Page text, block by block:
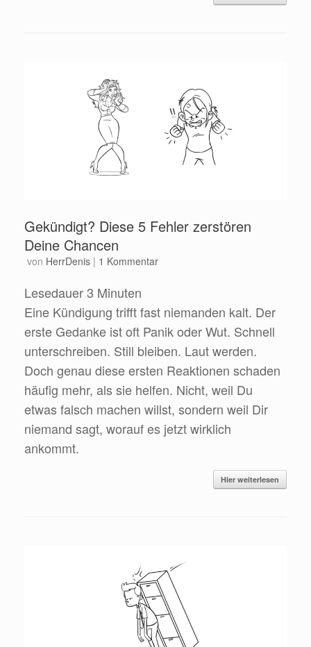
Gekündigt? Diese 5 Fehler zerstören
Deine Chancen
von HerrDenis | 1 Kommentar
Lesedauer3 Minuten
Eine Kündigung trifft fast niemanden kalt. Der
erste Gedanke ist oft Panik oder Wut. Schnell
unterschreiben. Still bleiben. Laut werden.
Doch genau diese ersten Reaktionen schaden
häufig mehr, als sie helfen. Nicht, weil Du
etwas falsch machen willst, sondern weil Dir
niemand sagt, worauf es jetzt wirklich
ankommt.
Hier weiterlesen